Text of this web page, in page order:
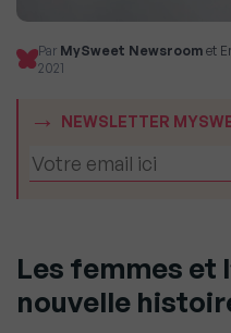
Par MySweet Newsroom et
2021
NEWSLETTER
Les femmes et
nouvelle